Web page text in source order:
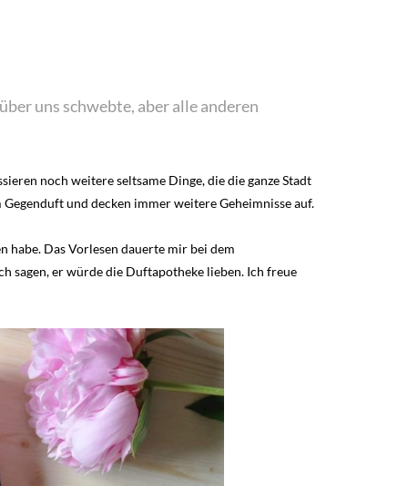
uns schwebte, aber alle anderen
noch weitere seltsame Dinge, die die ganze Stadt
und decken immer weitere Geheimnisse auf.
habe. Das Vorlesen dauerte mir bei dem
sagen, er würde die Duftapotheke lieben. Ich freue